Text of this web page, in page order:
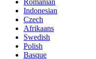
Indonesian
Czech
Afrikaans
Swedish
Polish
Basque